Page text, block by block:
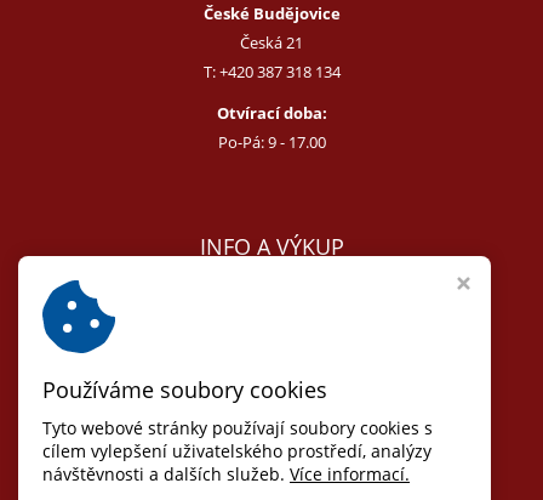
České Budějovice
Česká 21
T:+420 387 318 134
Otvírací doba:
Po-Pá: 9 - 17.00
INFO A VÝKUP
Obchodní podmínky
Osobní údaje (GDPR)
Nastavení cookies
Používáme soubory cookies
Tyto webové stránky používají soubory cookies s
cílem vylepšení uživatelského prostředí, analýzy
návštěvnosti a dalších služeb. Více informací.